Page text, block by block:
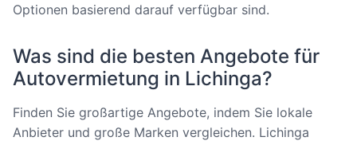
Optionen basierend darauf verfügbar sind.
Was sind die besten Angebote für
Autovermietung in Lichinga?
Finden Sie großartige Angebote, indem Sie lokale
Anbieter und große Marken vergleichen. Lichinga